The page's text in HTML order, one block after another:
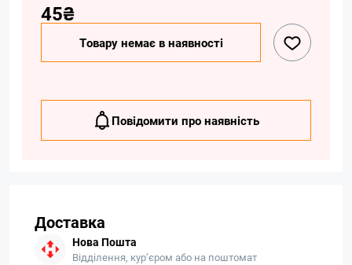
45₴
Товару немає в наявності
Повідомити про наявність
Доставка
Нова Пошта
Відділення, кур’єром або на поштомат